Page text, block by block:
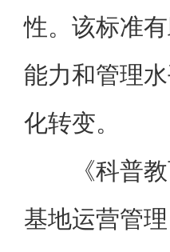
性。该标准
能力和管理
化转变。
《科普
基地运营管